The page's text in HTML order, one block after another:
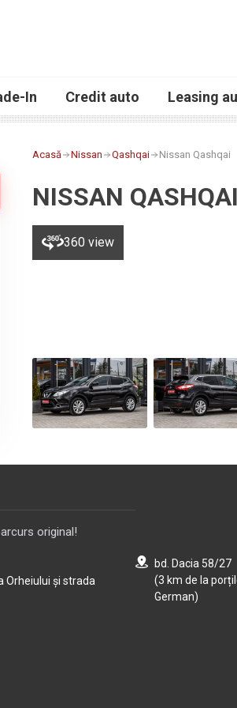
In Credit auto Leasing
Acasă Nissan Qashqai Nissan Qashqai
NISSAN QASHQAI
360 view
original!
Orheiului și strada
bd. Dacia 58/27
(3 km de la
German)